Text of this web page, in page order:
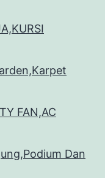
FAN,AC
Dan